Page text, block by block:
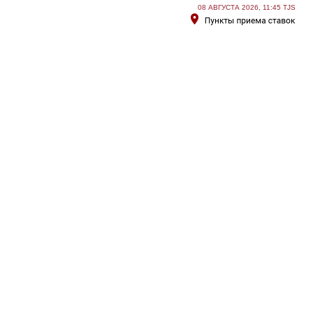
08 АВГУСТА 2026, 11:45 TJS